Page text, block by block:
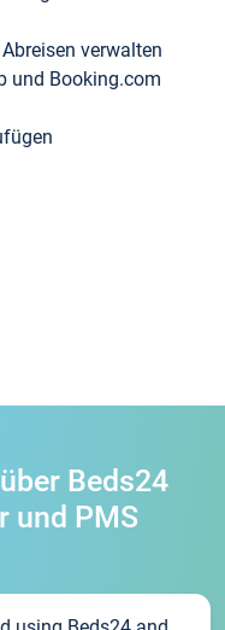
verwalten
und Booking.com
Beds24
und PMS